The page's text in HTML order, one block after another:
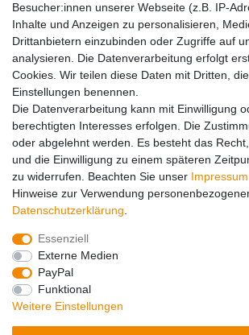
Service
05651 – 927-5
(Montag bis Donnerstag von 7:00-12:00 und
von 13:00-16:00 Uhr)
Impressum Daten­schutz­erklärung
Besucher:innen unserer Webseite (z.B. IP-
Inhalte und Anzeigen zu personalisieren,
Drittanbietern einzubinden oder Zugriffe auf
analysieren. Die Datenverarbeitung erfolgt
Cookies. Wir teilen diese Daten mit Dritten,
Einstellungen benennen.
Die Datenverarbeitung kann mit Einwilligung
berechtigten Interesses erfolgen. Die
oder abgelehnt werden. Es besteht das
und die Einwilligung zu einem späteren
zu widerrufen. Beachten Sie unser Impressum
Hinweise zur Verwendung
Daten­schutz­erklärung
Essenziell
Externe Medien
PayPal
Funktional
Weitere Einstellungen